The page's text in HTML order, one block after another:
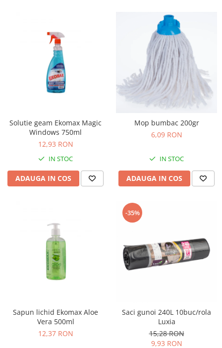
Curatenie si igiena
Produse Antibacteriene
Articole pentru baie
Articole pentru bucatarie
Maturi, mopuri si galeti
Articole pentru rufe, casa,
geamuri, mobila
Articole pentru birou, suprafete,
Intretinere si odorizante masina
Tipografie si stampile
Formulare tipizate
Caiete si blocnotesuri
personalizate
Stampile, tusiere si tus
Imbracaminte
Bluze & Pulovere
Solutie geam Ekomax Magic
Windows 750ml
12,93 RON
IN STOC
ADAUGA IN COS
Mop bumbac 200gr
6,09 RON
IN STOC
ADAUGA IN COS
Sapun lichid Ekomax Aloe
Vera 500ml
12,37 RON
-35%
Saci gunoi 240L 10buc/rola
Luxia
15,28 RON
9,93 RON